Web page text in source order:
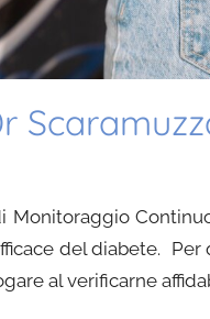
Monitoraggio
del diabete.
al verificarne